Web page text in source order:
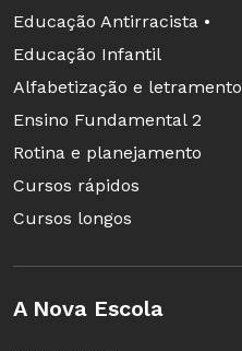
Educação Antirracista •
Educação Infantil
Alfabetização e letramento
Ensino Fundamental 2
Rotina e planejamento
Cursos rápidos
Cursos longos
A Nova Escola